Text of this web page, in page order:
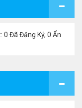
0 Đã Đăng Ký, 0 Ẩn